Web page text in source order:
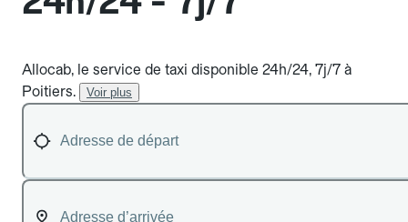
Allocab, le service de taxi disponible 24h/24, 7j/7 à
Poitiers.
Voir plus